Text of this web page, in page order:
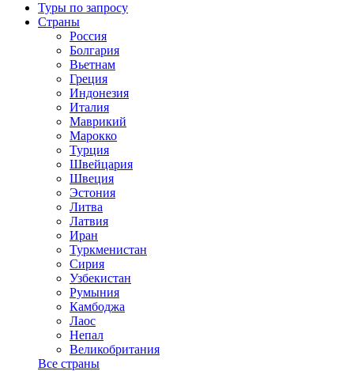
Туры по запросу
Страны
Россия
Болгария
Вьетнам
Греция
Индонезия
Италия
Маврикий
Марокко
Турция
Швейцария
Швеция
Эстония
Литва
Латвия
Иран
Туркменистан
Сирия
Узбекистан
Румыния
Камбоджа
Лаос
Непал
Великобритания
Все страны